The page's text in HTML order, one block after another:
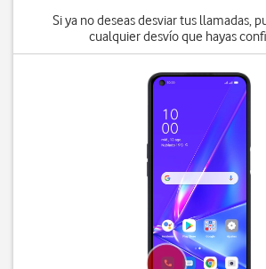
Si ya no deseas desviar tus llamadas,
cualquier desvío que hayas